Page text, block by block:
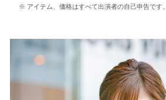
アイテム、価格はすべて出演者の自己申告です。